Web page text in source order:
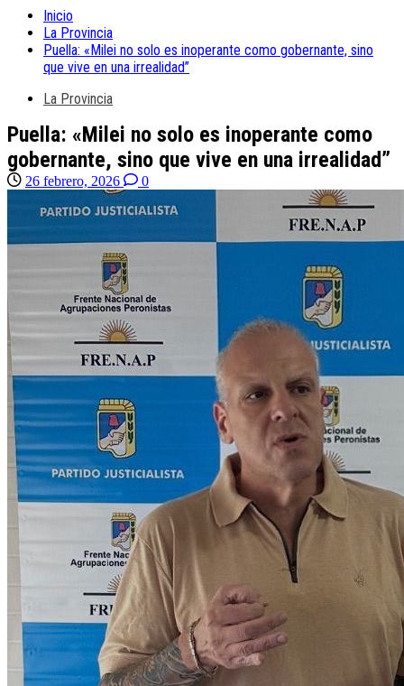
Inicio
La Provincia
Puella: «Milei no solo es inoperante como gobernante, sino
que vive en una irrealidad”
La Provincia
Puella: «Milei no solo es inoperante como
gobernante, sino que vive en una irrealidad”
26 febrero, 2026 0